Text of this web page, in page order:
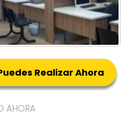
Realizar Ahora
AHORA